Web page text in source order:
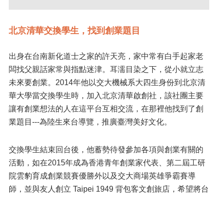
北京清華交換學生，找到創業題目
出身在台南新化道士之家的許天亮，家中常有白手起家老
闆找父親話家常與指點迷津。耳濡目染之下，從小就立志
未來要創業。2014年他以交大機械系大四生身份到北京清
華大學當交換學生時，加入北京清華啟創社，該社團主要
讓有創業想法的人在這平台互相交流，在那裡他找到了創
業題目---為陸生來台導覽，推廣臺灣美好文化。
交換學生結束回台後，他蓄勢待發參加各項與創業有關的
活動，如在2015年成為香港青年創業家代表、第二屆工研
院雲豹育成創業競賽優勝外以及交大商場英雄爭霸賽導
師，並與友人創立 Taipei 1949 背包客文創旅店，希望將台